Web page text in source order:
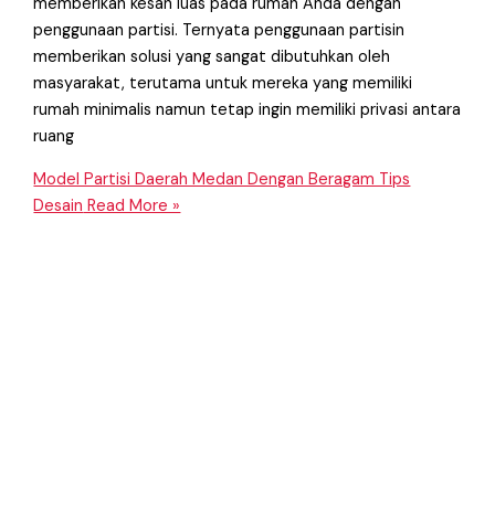
penggunaan partisi. Ternyata penggunaan partisin
memberikan solusi yang sangat dibutuhkan oleh
masyarakat, terutama untuk mereka yang memiliki
rumah minimalis namun tetap ingin memiliki privasi antara
ruang
Model Partisi Daerah Medan Dengan Beragam Tips
Desain Read More »